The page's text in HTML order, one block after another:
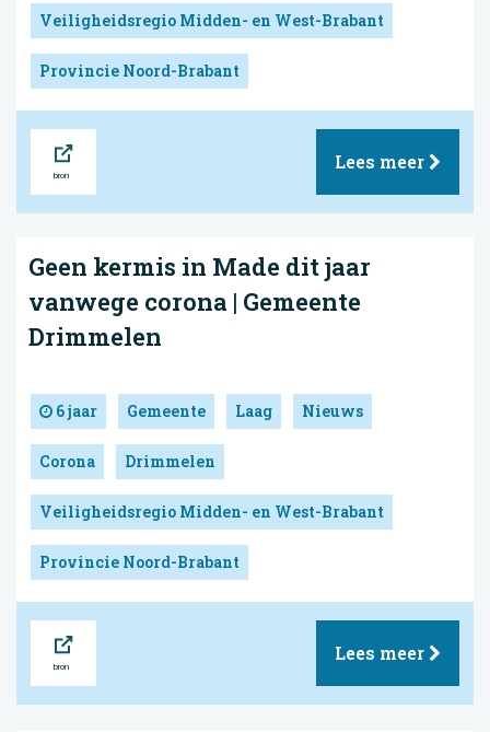
Veiligheidsregio Midden- en West-Brabant
Provincie Noord-Brabant
Lees meer
Geen kermis in Made dit jaar
vanwege corona | Gemeente
Drimmelen
6 jaar Gemeente Laag Nieuws
Corona Drimmelen
Veiligheidsregio Midden- en West-Brabant
Provincie Noord-Brabant
Lees meer